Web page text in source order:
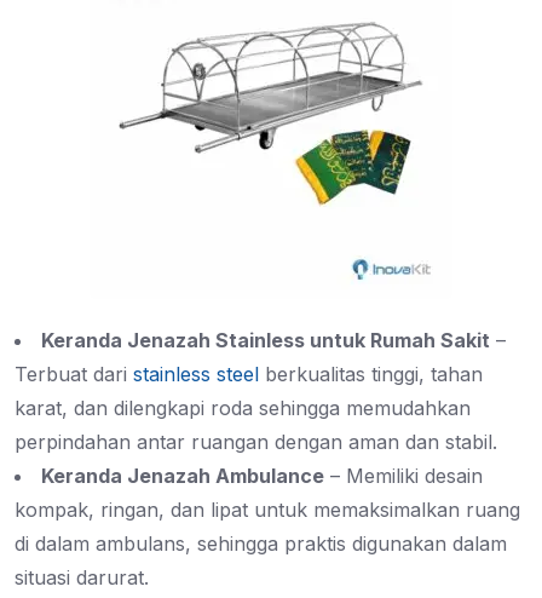
Keranda Jenazah Stainless untuk Rumah Sakit –
Terbuat dari stainless steel berkualitas tinggi, tahan
karat, dan dilengkapi roda sehingga memudahkan
perpindahan antar ruangan dengan aman dan stabil.
Keranda Jenazah Ambulance – Memiliki desain
kompak, ringan, dan lipat untuk memaksimalkan ruang
di dalam ambulans, sehingga praktis digunakan dalam
situasi darurat.